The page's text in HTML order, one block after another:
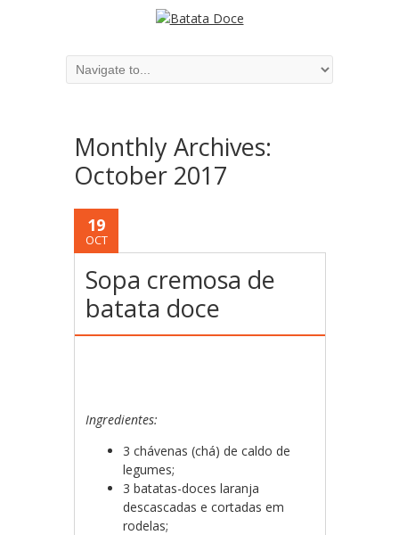
Monthly Archives:
October 2017
19
OCT
Sopa cremosa de
batata doce
Ingredientes:
3 chávenas (chá) de caldo de
legumes;
3 batatas-doces laranja
descascadas e cortadas em
rodelas;